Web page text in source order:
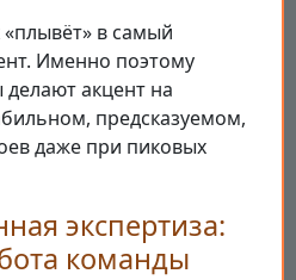
«плывёт» в самый
Именно поэтому
акцент на
предсказуемом,
даже при пиковых
экспертиза:
команды